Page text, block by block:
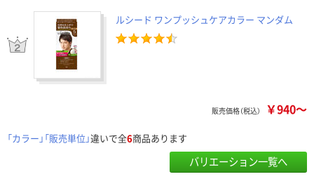
ルシード ワンプッシュケアカラー マンダム
販売価格（税込） ￥940～
「カラー」「販売単位」違いで全6商品あります
バリエーション一覧へ